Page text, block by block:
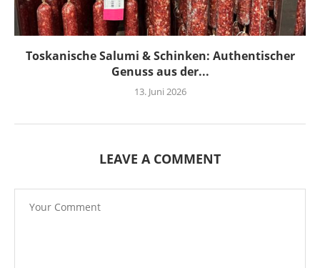
Toskanische Salumi & Schinken: Authentischer
Genuss aus der...
13. Juni 2026
LEAVE A COMMENT